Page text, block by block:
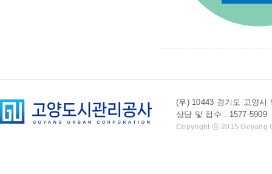
(우) 10443 경기도 고양시
상담 및 접수 . 1577-
Copyright ⓒ 2015 Goyang